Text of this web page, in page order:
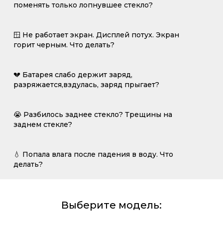
поменять только лопнувшее стекло?
🪟 Не работает экран. Дисплей потух. Экран
горит черным. Что делать?
💔 Батарея слабо держит заряд,
разряжается,вздулась, заряд прыгает?
😭 Разбилось заднее стекло? Трещины на
заднем стекле?
💧 Попала влага после падения в воду. Что
делать?
Выберите модель: